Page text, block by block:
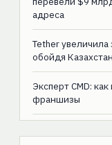
адреса
Tether
обойдя
Эксперт CMD:
франшизы